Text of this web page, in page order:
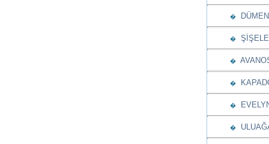
�
�
�
�
�
�